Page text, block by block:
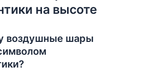
на высоте
воздушные шары